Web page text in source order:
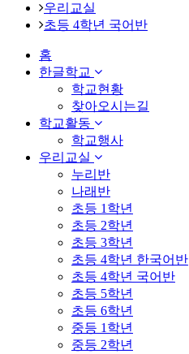
우리교실
초등 4학년 국어반
홈
한글학교
학교현황
찾아오시는길
학교활동
학교행사
우리교실
누리반
나래반
초등 1학년
초등 2학년
초등 3학년
초등 4학년 한국어반
초등 4학년 국어반
초등 5학년
초등 6학년
중등 1학년
중등 2학년